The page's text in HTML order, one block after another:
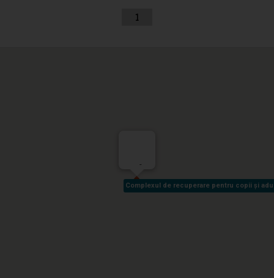
1
Complexul de recuperare pentru copii și
Complexul de recuperare pentru copii și
-